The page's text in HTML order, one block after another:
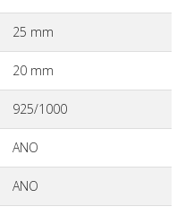
25 mm
20 mm
925/1000
ANO
ANO